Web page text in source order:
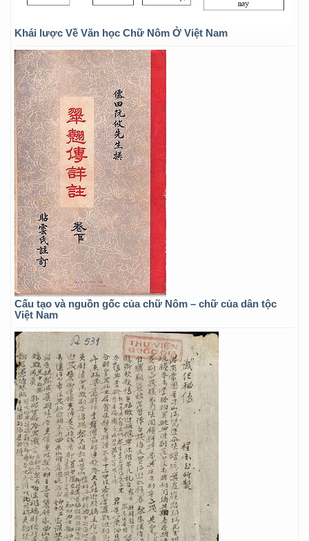
Khái lược Về Văn học Chữ Nôm Ở Việt Nam
Cấu tạo và nguồn gốc của chữ Nôm – chữ của dân tộc
Việt Nam